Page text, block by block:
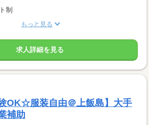
制
もっと見る
求人詳細を見る
OK☆服装自由＠上飯島】大手
補助